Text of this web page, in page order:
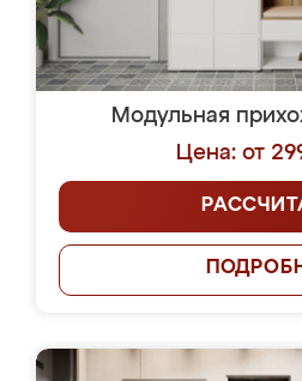
Модульная
Цена: от